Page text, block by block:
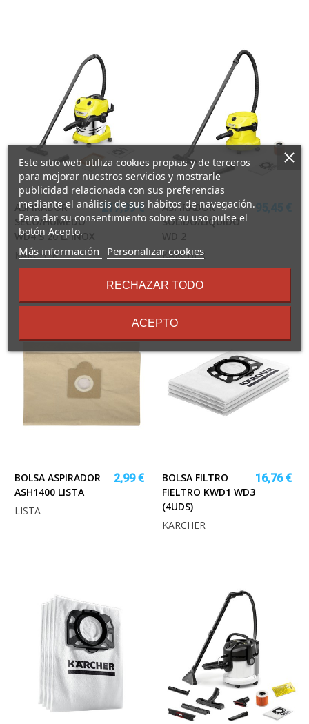
ASPIRADOR
SECO/HUMEDO
WD4 S 20 L. INOX
217,99 €
KARCHER
ASPIRADOR
SOLIDO/LIQUIDO
WD 2
KARCHER
BOLSA ASPIRADOR
ASH1400 LISTA
2,99 €
LISTA
BOLSA FILTRO
FIELTRO KWD1 WD3
(4UDS)
16,76 €
KARCHER
Este sitio web utiliza cookies propias y de terceros
para mejorar nuestros servicios y mostrarle
publicidad relacionada con sus preferencias
mediante el análisis de sus hábitos de navegación.
Para dar su consentimiento sobre su uso pulse el
botón Acepto.
Más información
sobre
términos
condiciones
Personalizar cookies
RECHAZAR TODO
ACEPTO